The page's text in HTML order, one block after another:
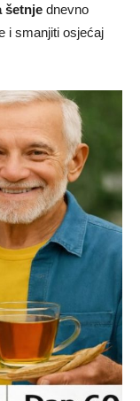
šetnje dnevno
i smanjiti osjećaj